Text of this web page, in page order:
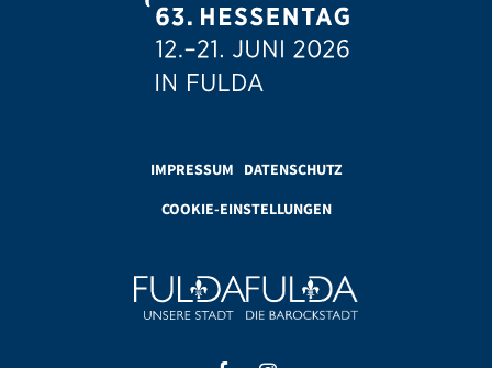
IMPRESSUM
DATENSCHUTZ
COOKIE-EINSTELLUNGEN